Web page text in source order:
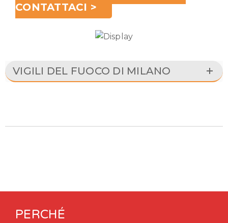
CONTATTACI >
VIGILI DEL FUOCO DI MILANO
PERCHÉ